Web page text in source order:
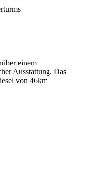
einem
Ausstattung. Das
von 46km